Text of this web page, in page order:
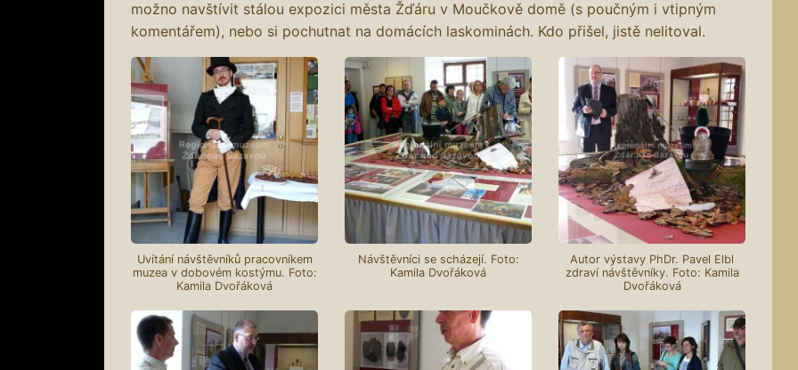
možno navštívit stálou expozici města Žďáru v Moučkově domě (s poučným i vtipným
komentářem), nebo si pochutnat na domácích laskominách. Kdo přišel, jistě nelitoval.
Uvítání návštěvníků pracovníkem
muzea v dobovém kostýmu. Foto:
Kamila Dvořáková
Návštěvníci se scházejí. Foto:
Kamila Dvořáková
Autor výstavy PhDr. Pavel Elbl
zdraví návštěvníky. Foto: Kamila
Dvořáková